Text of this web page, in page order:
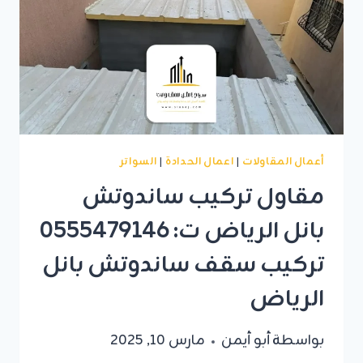
الرياض
أعمال المقاولات |اعمال الحدادة |السواتر
مقاول تركيب ساندوتش
بانل الرياض ت: 0555479146
تركيب سقف ساندوتش بانل
الرياض
بواسطةأبو أيمن مارس 10, 2025